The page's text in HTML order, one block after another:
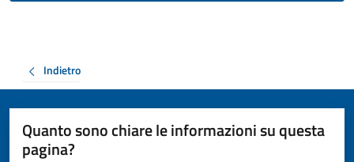
Indietro
Quanto sono chiare le informazioni su questa
pagina?